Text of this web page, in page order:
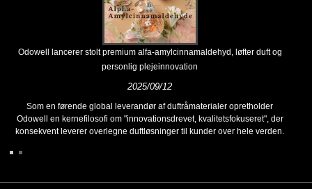
Odowell lancerer stolt premium alfa-amylcinnamaldehyd, løfter duft og
personlig plejeinnovation
2025/09/12
Som en førende global leverandør af duftråmaterialer opretholder
Odowell en kernefilosofi om "innovationsdrevet, kvalitetsfokuseret", der
konsekvent leverer overlegne duftløsninger til kunder over hele verden.